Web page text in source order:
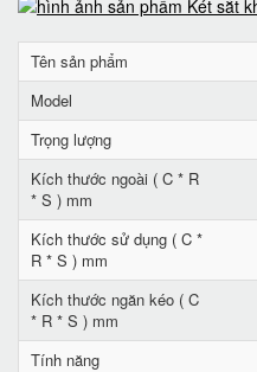
Tên sản phẩm
Model
Trọng lượng
Kích thước ngoài ( C * R
* S ) mm
Kích thước sử dụng ( C *
R * S ) mm
Kích thước ngăn kéo ( C
* R * S ) mm
Tính năng